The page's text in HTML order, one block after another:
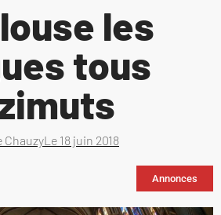
les
tous
ChauzyLe 18 juin 2018
Annonces